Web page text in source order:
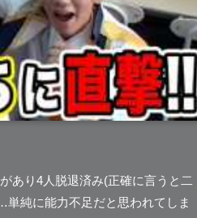
あり4人脱退済み(正確に言うと二
純に能力不足だと思われてしま